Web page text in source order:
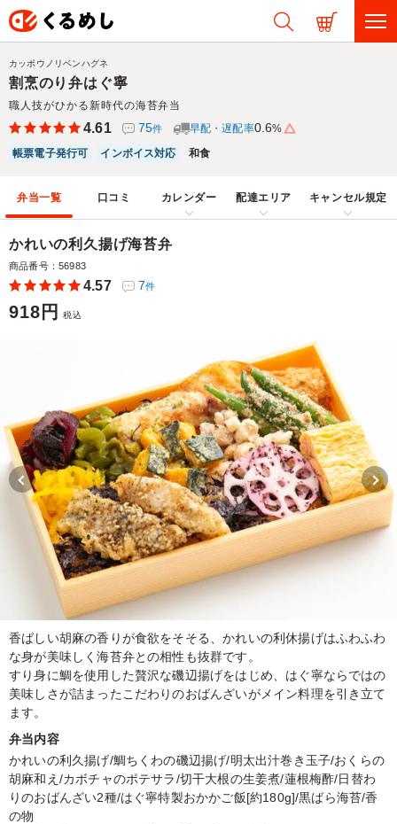
割烹のり弁はぐ寧
職人技がひかる新時代の海苔弁当
カッポウノリベンハグネ
4.61 75件 早配・遅配率0.6%
帳票電子発行可
インボイス対応 和食
弁当一覧 口コミ カレンダー 配達エリア キャンセル規定
かれいの利久揚げ海苔弁
商品番号：56983
4.57 7件
918円 税込
香ばしい胡麻の香りが食欲をそそる、かれいの利休揚げはふわふわ
な身が美味しく海苔弁との相性も抜群です。
すり身に鯛を使用した贅沢な磯辺揚げをはじめ、はぐ寧ならではの
美味しさが詰まったこだわりのおばんざいがメイン料理を引き立て
ます。
弁当内容
かれいの利久揚げ/鯛ちくわの磯辺揚げ/明太出汁巻き玉子/おくらの
胡麻和え/カボチャのポテサラ/切干大根の生姜煮/蓮根梅酢/日替わ
りのおばんざい2種/はぐ寧特製おかかご飯[約180g]/黒ばら海苔/香
の物